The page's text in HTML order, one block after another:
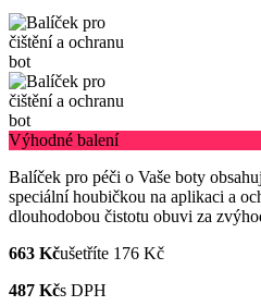
Výhodné balení
Balíček pro péči o Vaše boty
speciální houbičkou na aplikaci a
dlouhodobou čistotu obuvi za
663 Kčušetříte 176 Kč
487 Kčs DPH